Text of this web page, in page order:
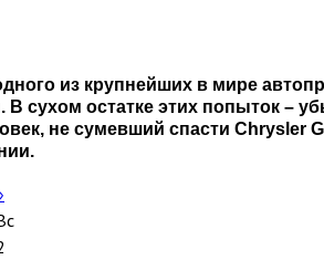
из крупнейших в мире
сухом остатке этих попыток –
не сумевший спасти